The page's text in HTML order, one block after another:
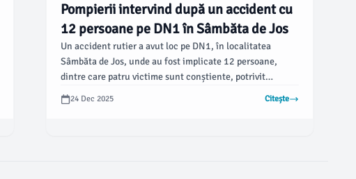
Pompierii intervind după un accident cu
12 persoane pe DN1 în Sâmbăta de Jos
Un accident rutier a avut loc pe DN1, în localitatea
Sâmbăta de Jos, unde au fost implicate 12 persoane,
dintre care patru victime sunt conștiente, potrivit
informațiilor transmise de pompierii brașoveni. Ei au
intervenit prompt cu mai multe echipamente de prim
24 Dec 2025 Citește